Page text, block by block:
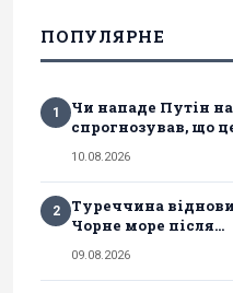
ПОПУЛЯРНЕ
1
Чи нападе Путін
спрогнозував, що
10.08.2026
2
Туреччина
Чорне море після...
09.08.2026